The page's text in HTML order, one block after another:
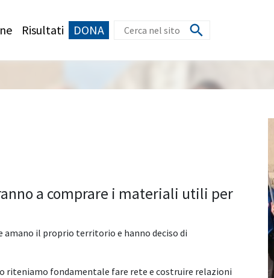
Risultati DONA
a comprare i materiali utili per
amano il proprio territorio e hanno deciso di
riteniamo fondamentale fare rete e costruire relazioni